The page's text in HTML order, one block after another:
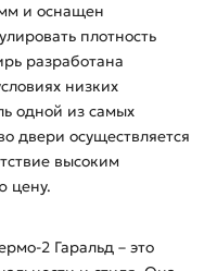
и оснащен
плотность
разработана
низких
одной из самых
двери осуществляется
высоким
цену.
2 Гаральд – это